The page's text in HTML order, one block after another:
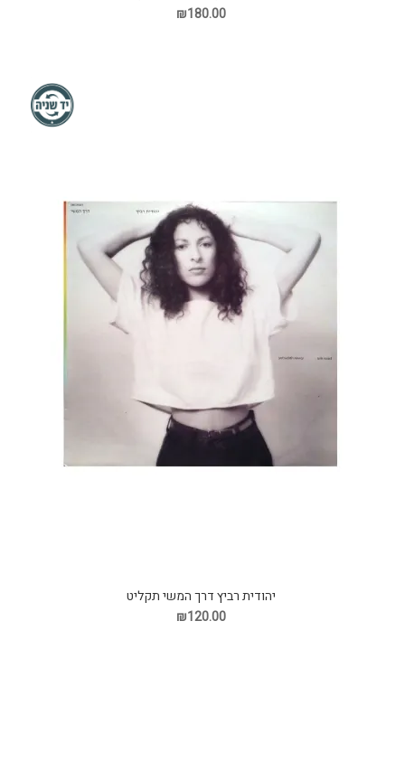
₪180.00
יהודית רביץ דרך המשי תקליט
₪120.00